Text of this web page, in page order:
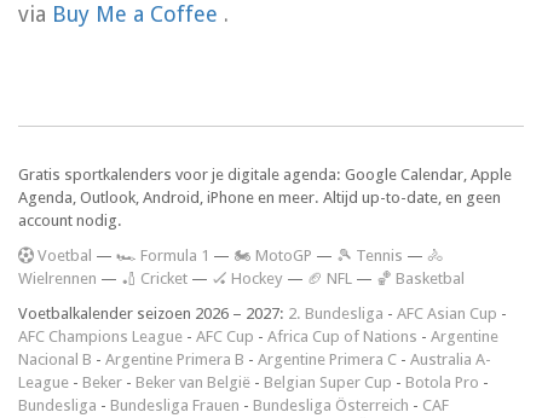
via Buy Me a Coffee .
Gratis sportkalenders voor je digitale agenda: Google Calendar, Apple
Agenda, Outlook, Android, iPhone en meer. Altijd up-to-date, en geen
account nodig.
Voetbal — 🏎️ Formula 1 — 🏍 MotoGP — 🎾 Tennis — 🚴
Wielrennen — 🏏 Cricket — 🏑 Hockey — 🏈 NFL — 🏀 Basketbal
Voetbalkalender seizoen 2026 – 2027: 2. Bundesliga - AFC Asian Cup -
AFC Champions League - AFC Cup - Africa Cup of Nations - Argentine
Nacional B - Argentine Primera B - Argentine Primera C - Australia A-
League - Beker - Beker van België - Belgian Super Cup - Botola Pro -
Bundesliga - Bundesliga Frauen - Bundesliga Österreich - CAF